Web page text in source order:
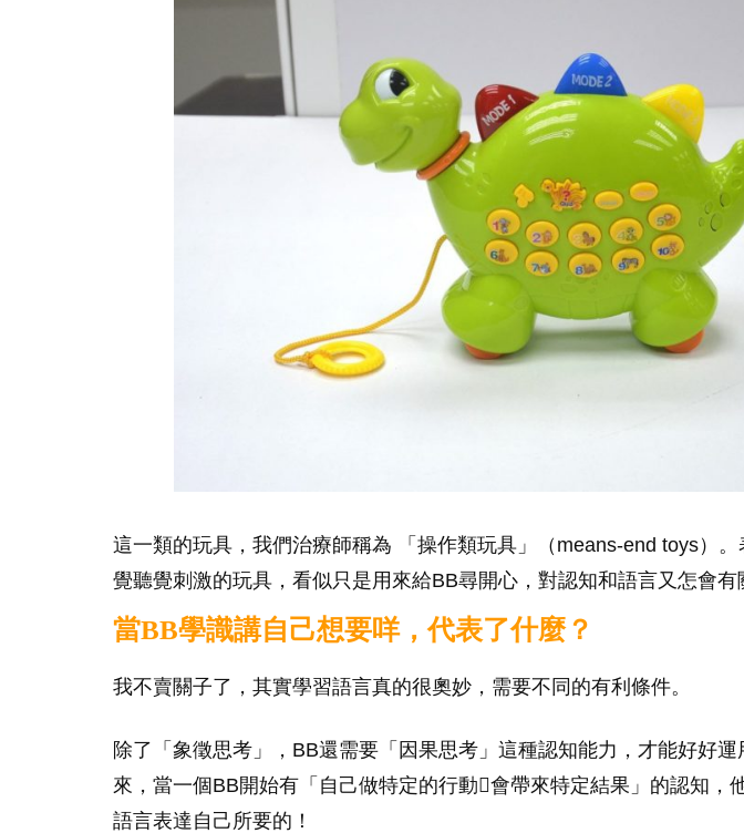
這一類的玩具，我們治療師稱為 「操作類玩具」（means-end toys）
覺聽覺刺激的玩具，看似只是用來給BB尋開心，對認知和語言又怎會有
當BB學識講自己想要咩，代表了什麼？
我不賣關子了，其實學習語言真的很奧妙，需要不同的有利條件。
除了「象徵思考」，BB還需要「因果思考」這種認知能力，才能好好
來，當一個BB開始有「自己做特定的行動會帶來特定結果」的認知，
語言表達自己所要的！